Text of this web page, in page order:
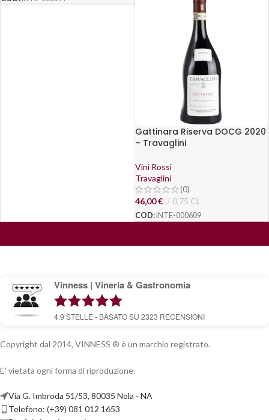
Gattinara Riserva DOCG 2020
– Travaglini
Vini Rossi
Travaglini
(0)
46,00€ 0,75 CL
COD: INTE-000609
Vinness | Vineria & Gastronomia
4.9 STELLE - BASATO SU 2323 RECENSIONI
Copyright dal 2014, VINNESS ® è un marchio registrato.
E' vietata ogni forma di riproduzione.
Via G. Imbroda 51/53, 80035 Nola - NA
Telefono: (+39) 081 012 1653